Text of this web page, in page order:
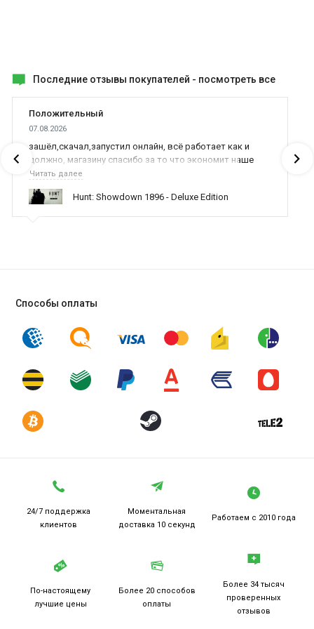
Последние отзывы покупателей - посмотреть все
Положительный
07.08.2026
зашёл,скачал,запустил онлайн, всё работает как и
должно, магазину спасибо за то что экономит наше
время,нервы и деньги, ребята вы красава оказываете
поддержку населению и походу из всех только вы и
оказываете помощь
Читать далее
Hunt: Showdown 1896 - Deluxe Edition
Способы оплаты
24/7 поддержка
клиентов
Моментальная
доставка 10 секунд
Работаем с 2010 года
По-настоящему
лучшие цены
Более 20 способов
оплаты
Более 34 тысяч
проверенных
отзывов